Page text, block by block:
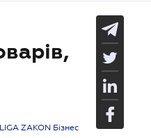
ZAKON Бізнес